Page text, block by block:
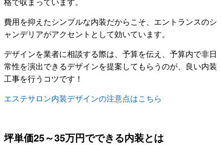
費用を抑えたシンプルな内装だからこそ、エントランスのシ
ャンデリアがアクセントとして効いています。
デザインを業者に相談する際は、予算を伝え、予算内で非日
常性を演出できるデザインを提案してもらうのが、良い内装
工事を行うコツです！
エステサロン内装デザインの注意点はこちら
坪単価25～35万円でできる内装とは